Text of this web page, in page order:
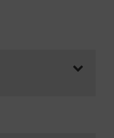
zu
Kursgebühr
für die
oder